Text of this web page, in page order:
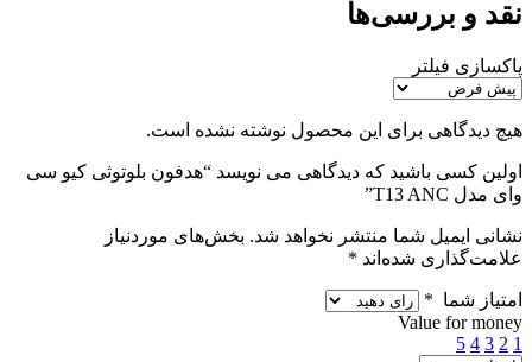
نقد و بررسی‌ها
پاکسازی فیلتر
هیچ دیدگاهی برای این محصول نوشته نشده است.
اولین کسی باشید که دیدگاهی می نویسد “هدفون بلوتوثی کیو سی
وای مدل T13 ANC”
نشانی ایمیل شما منتشر نخواهد شد. بخش‌های موردنیاز
علامت‌گذاری شده‌اند *
امتیاز شما *
Value for money
1
2
3
4
5